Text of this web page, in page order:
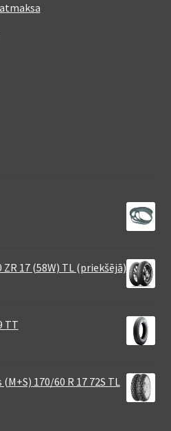
17 (58W) TL (priekšējā)
TT
170/60 R 17 72S TL